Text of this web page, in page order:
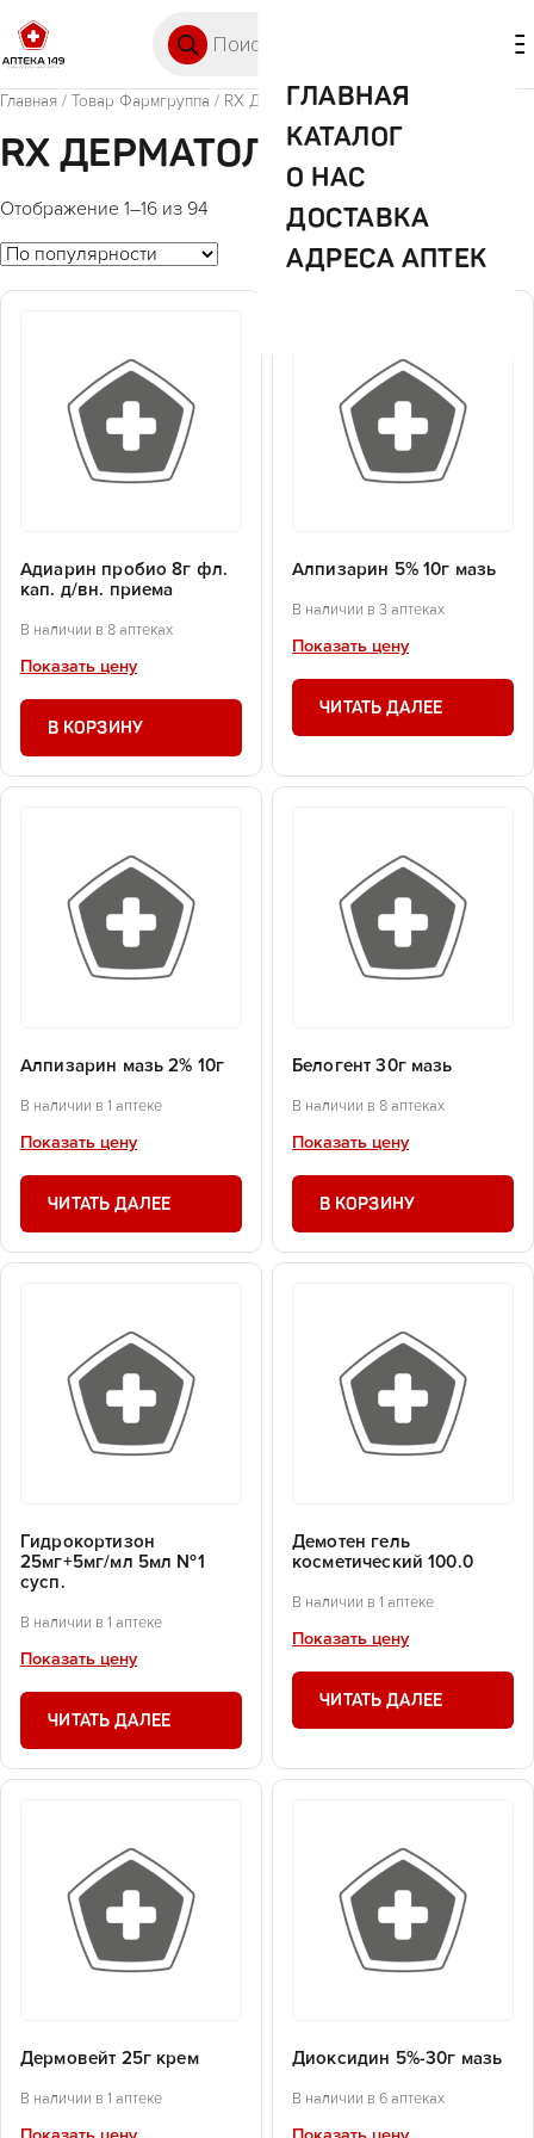
ГЛАВНАЯ
КАТАЛОГ
О НАС
ДОСТАВКА
АДРЕСА АПТЕК
Главная / Товар Фармгруппа / RX Дерматология
RX ДЕРМАТОЛОГИЯ
Отображение 1–16 из 94
Адиарин пробио 8г фл.
кап. д/вн. приема
В наличии в 8 аптеках
Показать цену
В КОРЗИНУ
Алпизарин 5% 10г мазь
В наличии в 3 аптеках
Показать цену
ЧИТАТЬ ДАЛЕЕ
Алпизарин мазь 2% 10г
В наличии в 1 аптеке
Показать цену
ЧИТАТЬ ДАЛЕЕ
Белогент 30г мазь
В наличии в 8 аптеках
Показать цену
В КОРЗИНУ
Гидрокортизон
25мг+5мг/мл 5мл №1
сусп.
В наличии в 1 аптеке
Показать цену
ЧИТАТЬ ДАЛЕЕ
Демотен гель
косметический 100.0
В наличии в 1 аптеке
Показать цену
ЧИТАТЬ ДАЛЕЕ
Дермовейт 25г крем
В наличии в 1 аптеке
Диоксидин 5%-30г мазь
В наличии в 6 аптеках